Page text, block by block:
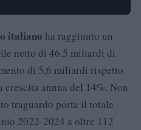
italiano ha raggiunto un
netto di 46,5 miliardi di
di 5,6 miliardi rispetto
crescita annua del 14%. Non
traguardo porta il totale
2022-2024 a oltre 112